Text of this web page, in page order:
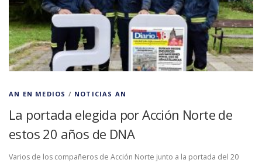
AN EN MEDIOS / NOTICIAS AN
La portada elegida por Acción Norte de
estos 20 años de DNA
Varios de los compañeros de Acción Norte junto a la portada del 20